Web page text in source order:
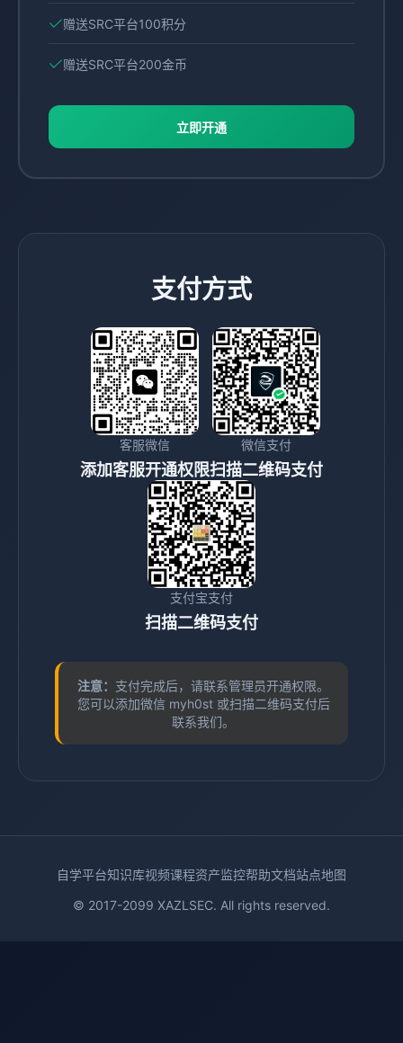
赠送SRC平台100积分
赠送SRC平台200金币
立即开通
支付方式
客服微信
添加客服开通权限
微信支付
扫描二维码支付
支付宝支付
扫描二维码支付
注意： 支付完成后，请联系管理员开通权限。
您可以添加微信 myh0st 或扫描二维码支付后
联系我们。
自学平台知识库视频课程资产监控帮助文档站点地图
© 2017-2099 XAZLSEC. All rights reserved.